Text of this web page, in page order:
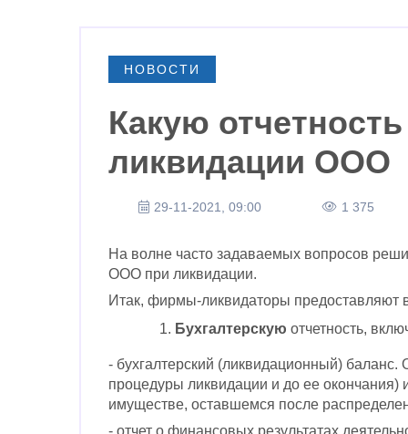
НОВОСТИ
Какую
ликвидации ООО
29-11-2021, 09:00 1 375
На волне часто задаваемых вопросов
ООО при ликвидации.
Итак, фирмы-ликвидаторы
Бухгалтерскую отчетность,
- бухгалтерский (ликвидационный)
процедуры ликвидации и до ее окончания)
имуществе, оставшемся после
- отчет о финансовых результатах